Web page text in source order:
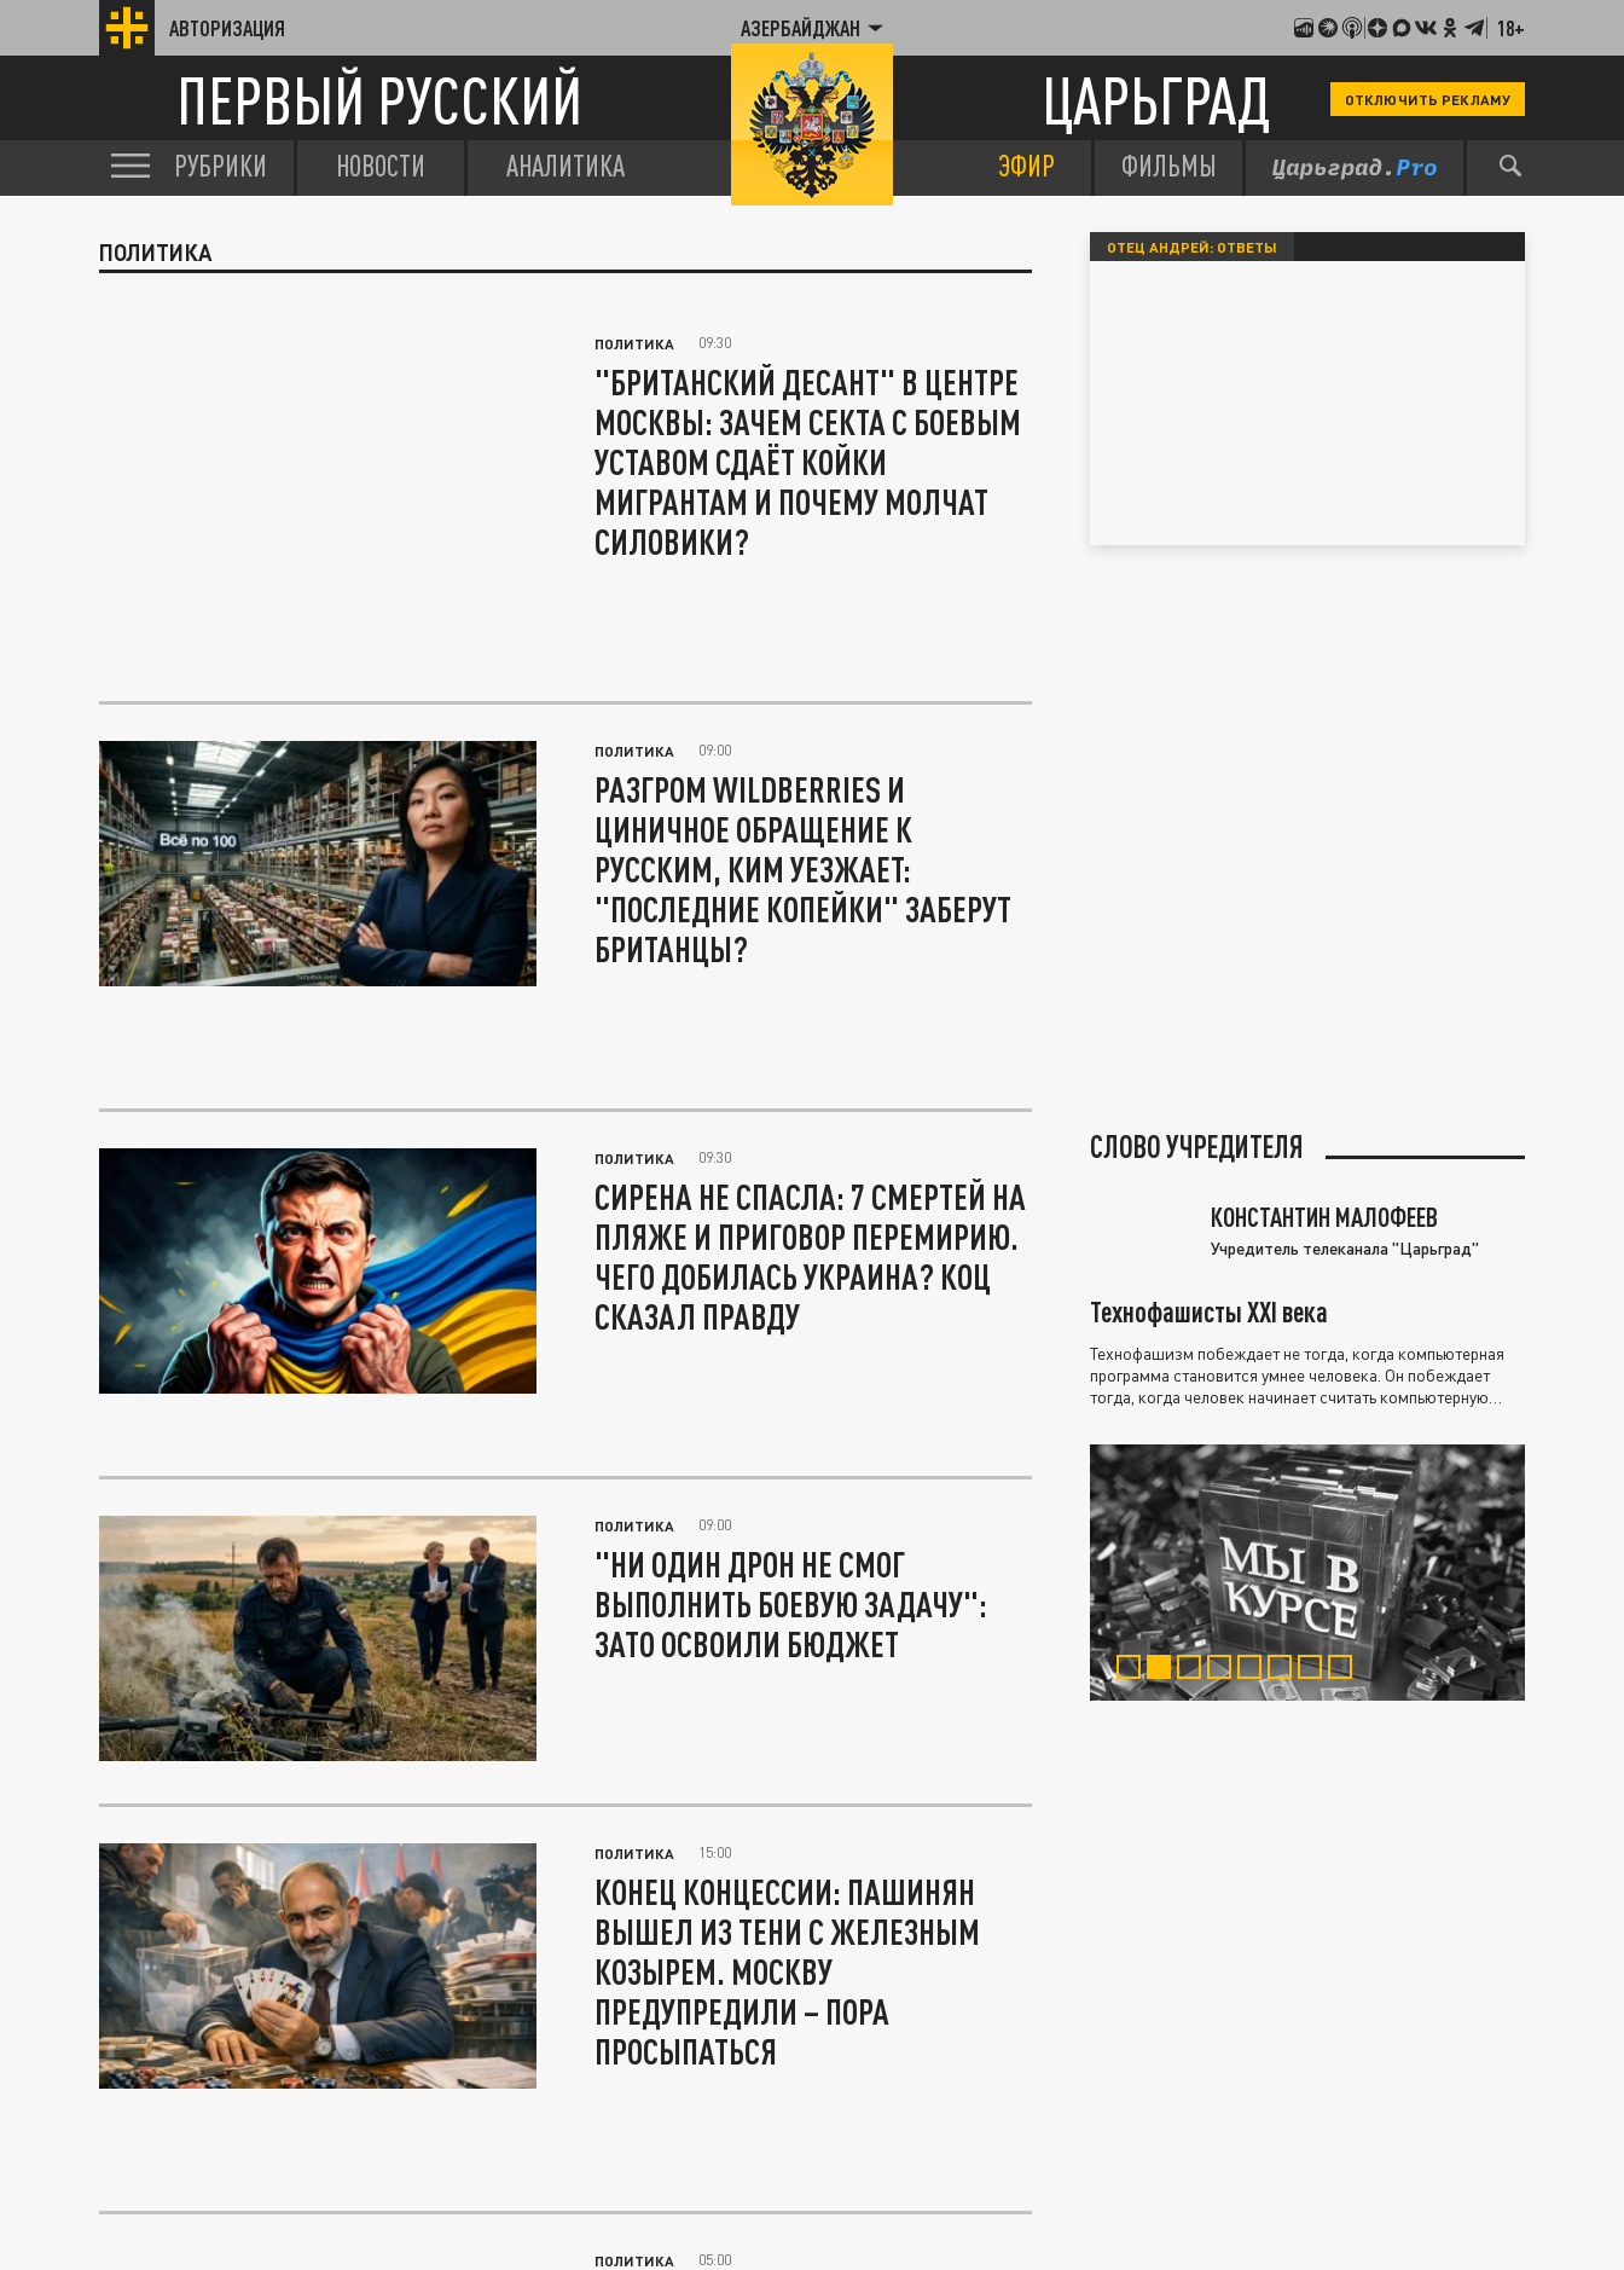
АВТОРИЗАЦИЯ АЗЕРБАЙДЖАН 18+
ПЕРВЫЙ РУССКИЙ ЦАРЬГРАД ОТКЛЮЧИТЬ РЕКЛАМУ
РУБРИКИ НОВОСТИ АНАЛИТИКА ЭФИР ФИЛЬМЫ
ПОЛИТИКА
ПОЛИТИКА 09:30
"БРИТАНСКИЙ ДЕСАНТ" В ЦЕНТРЕ
МОСКВЫ: ЗАЧЕМ СЕКТА С БОЕВЫМ
УСТАВОМ СДАЁТ КОЙКИ
МИГРАНТАМ И ПОЧЕМУ МОЛЧАТ
СИЛОВИКИ?
ПОЛИТИКА 09:00
РАЗГРОМ WILDBERRIES И
ЦИНИЧНОЕ ОБРАЩЕНИЕ К
РУССКИМ, КИМ УЕЗЖАЕТ:
"ПОСЛЕДНИЕ КОПЕЙКИ" ЗАБЕРУТ
БРИТАНЦЫ?
ПОЛИТИКА 09:30
СИРЕНА НЕ СПАСЛА: 7 СМЕРТЕЙ НА
ПЛЯЖЕ И ПРИГОВОР ПЕРЕМИРИЮ.
ЧЕГО ДОБИЛАСЬ УКРАИНА? КОЦ
СКАЗАЛ ПРАВДУ
ПОЛИТИКА 09:00
"НИ ОДИН ДРОН НЕ СМОГ
ВЫПОЛНИТЬ БОЕВУЮ ЗАДАЧУ":
ЗАТО ОСВОИЛИ БЮДЖЕТ
ПОЛИТИКА 15:00
КОНЕЦ КОНЦЕССИИ: ПАШИНЯН
ВЫШЕЛ ИЗ ТЕНИ С ЖЕЛЕЗНЫМ
КОЗЫРЕМ. МОСКВУ
ПРЕДУПРЕДИЛИ – ПОРА
ПРОСЫПАТЬСЯ
ПОЛИТИКА 05:00
ОТЕЦ АНДРЕЙ: ОТВЕТЫ
СЛОВО УЧРЕДИТЕЛЯ
КОНСТАНТИН МАЛОФЕЕВ
Учредитель телеканала "Царьград"
Технофашисты XXI века
Технофашизм побеждает не тогда, когда компьютерная
программа становится умнее человека. Он побеждает
тогда, когда человек начинает считать компьютерную